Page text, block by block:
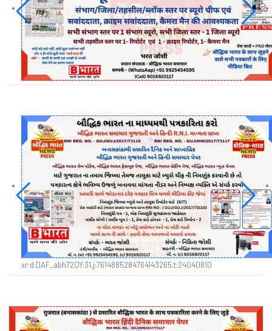
xr:d:DAF_abh72QY:31,j:7614885284764143265,t:24040810